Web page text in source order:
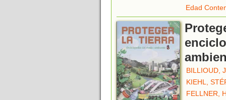
Edad
BILLIOUD,
KIEHL,
FELLNER,